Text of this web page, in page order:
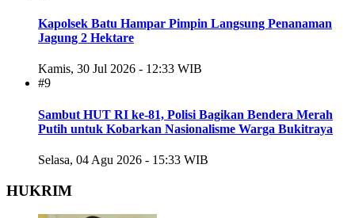
Kapolsek Batu Hampar Pimpin Langsung Penanaman
Jagung 2 Hektare
Kamis, 30 Jul 2026 - 12:33 WIB
#9
Sambut HUT RI ke-81, Polisi Bagikan Bendera Merah
Putih untuk Kobarkan Nasionalisme Warga Bukitraya
Selasa, 04 Agu 2026 - 15:33 WIB
HUKRIM